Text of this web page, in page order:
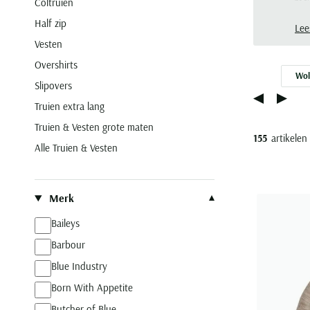
de
Half zip
Vesten
Overshirts
Slipovers
Truien extra lang
Truien & Vesten grote maten
Alle Truien & Vesten
Merk
Baileys
Barbour
Blue Industry
Born With Appetite
155 artikelen